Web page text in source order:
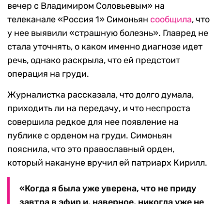
вечер с Владимиром Соловьевым» на
телеканале «Россия 1» Симоньян сообщила, что
у нее выявили «страшную болезнь». Главред не
стала уточнять, о каком именно диагнозе идет
речь, однако раскрыла, что ей предстоит
операция на груди.
Журналистка рассказала, что долго думала,
приходить ли на передачу, и что неспроста
совершила редкое для нее появление на
публике с орденом на груди. Симоньян
пояснила, что это православный орден,
который накануне вручил ей патриарх Кирилл.
«Когда я была уже уверена, что не приду